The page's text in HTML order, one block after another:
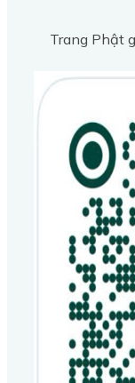
Trang Phật